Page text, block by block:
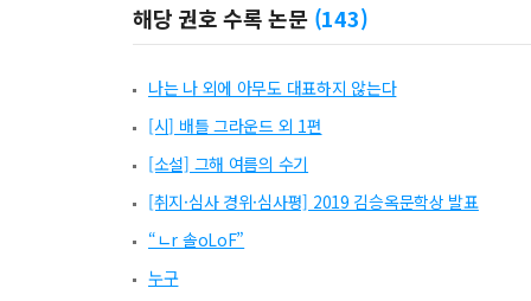
해당 권호 수록 논문 (143)
나는 나 외에 아무도 대표하지 않는다
[시] 배틀 그라운드 외 1편
[소설] 그해 여름의 수기
[취지·심사 경위·심사평] 2019 김승옥문학상 발표
“ㄴr 솔oLoF”
누구